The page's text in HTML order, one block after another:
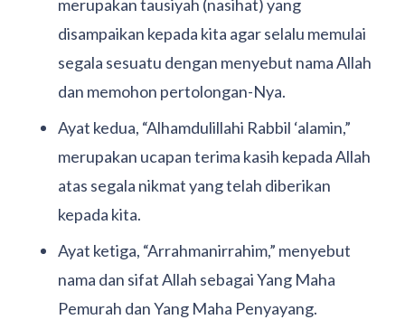
merupakan tausiyah (nasihat) yang
disampaikan kepada kita agar selalu memulai
segala sesuatu dengan menyebut nama Allah
dan memohon pertolongan-Nya.
Ayat kedua, “Alhamdulillahi Rabbil ‘alamin,”
merupakan ucapan terima kasih kepada Allah
atas segala nikmat yang telah diberikan
kepada kita.
Ayat ketiga, “Arrahmanirrahim,” menyebut
nama dan sifat Allah sebagai Yang Maha
Pemurah dan Yang Maha Penyayang.